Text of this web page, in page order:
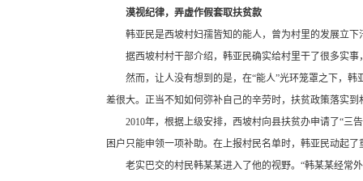
漠视纪律，弄虚作假套取扶贫款
韩亚民是西坡村妇孺皆知的能人，曾为村里的发展立下
据西坡村村干部介绍，韩亚民确实给村里干了很多实
然而，让人没有想到的是，在“能人”光环笼罩之下，
差很大。正当不知如何弥补自己的辛劳时，扶贫政策落实到
2010年，根据上级安排，西坡村向县扶贫办申请了“三
困户只能申领一项补助。在上报村民名单时，韩亚民动起
老实巴交的村民韩某某进入了他的视野。“韩某某经常